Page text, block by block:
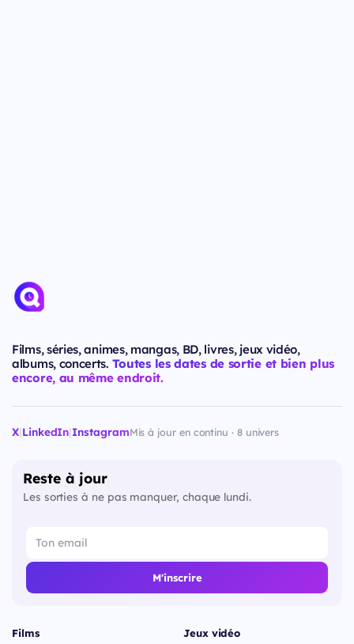
Films, séries, animes, mangas, BD, livres, jeux vidéo,
albums, concerts. Toutes les dates de sortie et bien plus
encore, au même endroit.
X|LinkedIn|InstagramMis à jour en continu · 8 univers
Reste à jour
Les sorties à ne pas manquer, chaque lundi.
M'inscrire
Films Jeux vidéo